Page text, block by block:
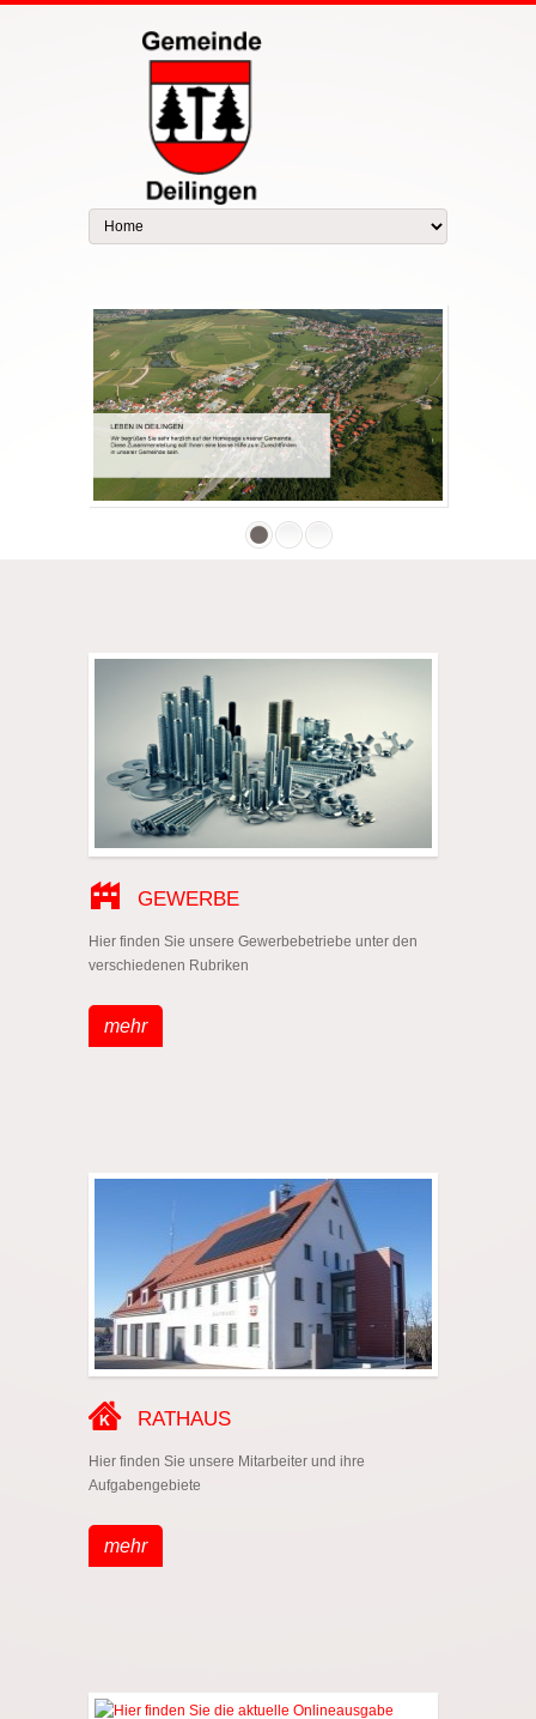
GEWERBE
Hier finden Sie unsere Gewerbebetriebe unter den
verschiedenen Rubriken
mehr
RATHAUS
Hier finden Sie unsere Mitarbeiter und ihre
Aufgabengebiete
mehr